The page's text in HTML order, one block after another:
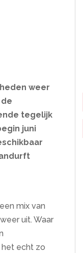
weer
tegelijk
juni
mix van
uit. Waar
het echt zo